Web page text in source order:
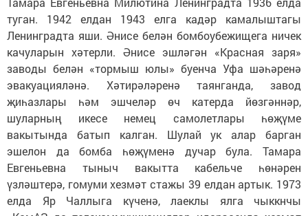
туган. 1942 елдан 1943 елга кадәр камалыштагы
Ленинградта яши. Әнисе белән бомбоубежищега ничек
качуларын хәтерли. Әнисе эшләгән «Красная заря»
заводы белән «тормыш юлы» буенча Уфа шәһәренә
эвакуацияләнә. Хәтирәләренә таянганда, завод
җиһазлары һәм эшчеләр өч катерда йөзгәннәр,
шуларның икесе немец самолетлары һөҗүме
вакытында батып калган. Шулай ук алар барган
эшелон да бомба һөҗүменә дучар була. Тамара
Евгеньевна тыныч вакытта кабельче һөнәрен
үзләштерә, гомуми хезмәт стажы 39 елдан артык. 1973
елда Яр Чаллыга күченә, лаеклы ялга чыккнчы